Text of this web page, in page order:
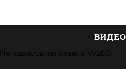
ВИДЕО
Не удалось загрузить VIQEO